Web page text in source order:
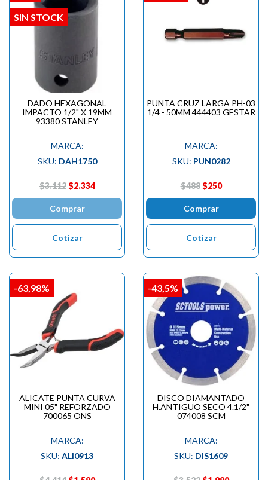
DADO HEXAGONAL
IMPACTO 1/2" X 19MM
93380 STANLEY
MARCA:
SKU: DAH1750
$3.112 $2.334
Comprar
Cotizar
SIN STOCK
PUNTA CRUZ LARGA PH-03
1/4 - 50MM 444403 GESTAR
MARCA:
SKU: PUN0282
$488 $250
Comprar
Cotizar
ALICATE PUNTA CURVA
MINI 05" REFORZADO
700065 ONS
MARCA:
SKU: ALI0913
-63,98%
DISCO DIAMANTADO
H.ANTIGUO SECO 4.1/2"
074008 SCM
MARCA:
SKU: DIS1609
-43,5%